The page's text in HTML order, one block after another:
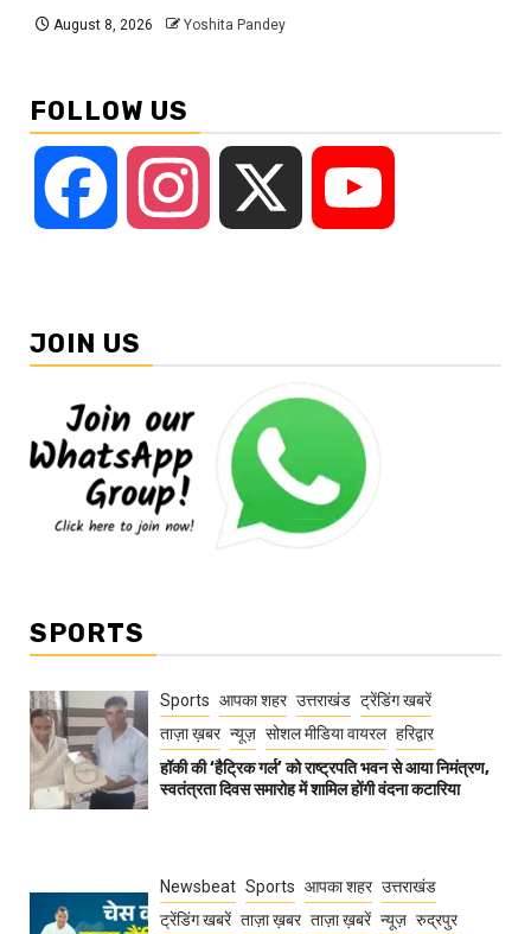
August 8, 2026 Yoshita Pandey
FOLLOW US
Facebook Instagram
JOIN US
SPORTS
Sports आपका शहर उत्तराखंड ट्रेंडिंग खबरें
ताज़ा ख़बर न्यूज़ सोशल मीडिया वायरल हरिद्वार
हॉकी की ‘हैट्रिक गर्ल’ को राष्ट्रपति भवन से आया निमंत्रण,
स्वतंत्रता दिवस समारोह में शामिल होंगी वंदना कटारिया
Newsbeat Sports आपका शहर उत्तराखंड
ट्रेंडिंग खबरें ताज़ा ख़बर ताज़ा ख़बरें न्यूज़ रुद्रपुर